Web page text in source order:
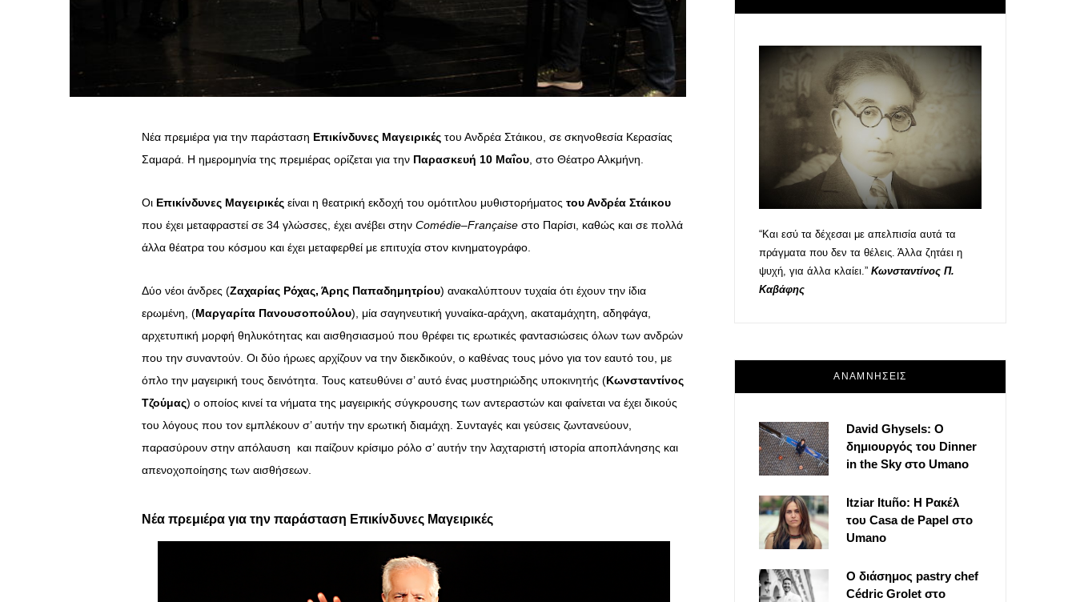
Νέα πρεμιέρα για την παράσταση Επικίνδυνες Μαγειρικές του Ανδρέα Στάικου, σε σκηνοθεσία Κερασίας
Σαμαρά. Η ημερομηνία της πρεμιέρας ορίζεται για την Παρασκευή 10 Μαΐου, στο Θέατρο Αλκμήνη.
Οι Επικίνδυνες Μαγειρικές είναι η θεατρική εκδοχή του ομότιτλου μυθιστορήματος του Ανδρέα Στάικου
που έχει μεταφραστεί σε 34 γλώσσες, έχει ανέβει στην Comédie–Française στο Παρίσι, καθώς και σε πολλά
άλλα θέατρα του κόσμου και έχει μεταφερθεί με επιτυχία στον κινηματογράφο.
Δύο νέοι άνδρες (Ζαχαρίας Ρόχας, Άρης Παπαδημητρίου) ανακαλύπτουν τυχαία ότι έχουν την ίδια
ερωμένη, (Μαργαρίτα Πανουσοπούλου), μία σαγηνευτική γυναίκα-αράχνη, ακαταμάχητη, αδηφάγα,
αρχετυπική μορφή θηλυκότητας και αισθησιασμού που θρέφει τις ερωτικές φαντασιώσεις όλων των ανδρών
που την συναντούν. Οι δύο ήρωες αρχίζουν να την διεκδικούν, ο καθένας τους μόνο για τον εαυτό του, με
όπλο την μαγειρική τους δεινότητα. Τους κατευθύνει σ’ αυτό ένας μυστηριώδης υποκινητής (Κωνσταντίνος
Τζούμας) ο οποίος κινεί τα νήματα της μαγειρικής σύγκρουσης των αντεραστών και φαίνεται να έχει δικούς
του λόγους που τον εμπλέκουν σ’ αυτήν την ερωτική διαμάχη. Συνταγές και γεύσεις ζωντανεύουν,
παρασύρουν στην απόλαυση και παίζουν κρίσιμο ρόλο σ’ αυτήν την λαχταριστή ιστορία αποπλάνησης και
απενοχοποίησης των αισθήσεων.
Νέα πρεμιέρα για την παράσταση Επικίνδυνες Μαγειρικές
“Και εσύ τα δέχεσαι με απελπισία αυτά τα
πράγματα που δεν τα θέλεις. Άλλα ζητάει η
ψυχή, για άλλα κλαίει.” Κωνσταντίνος Π.
Καβάφης
ΑΝΑΜΝΗΣΕΙΣ
David Ghysels: Ο
δημιουργός του Dinner
in the Sky στο Umano
Itziar Ituño: Η Ρακέλ
του Casa de Papel στο
Umano
Ο διάσημος pastry chef
Cédric Grolet στο